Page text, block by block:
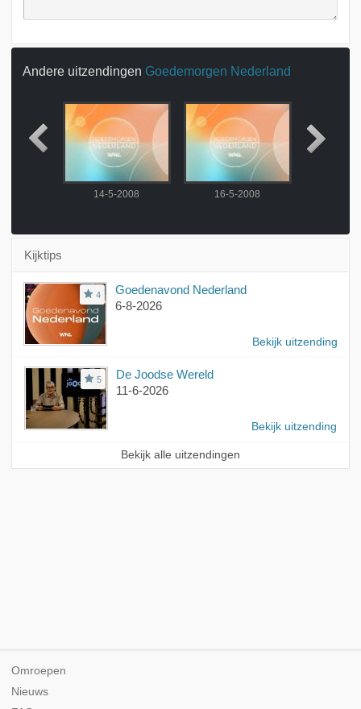
Andere uitzendingen Goedemorgen Nederland
14-5-2008 16-5-2008
Kijktips
4
Goedenavond Nederland
6-8-2026
Bekijk uitzending
5
De Joodse Wereld
11-6-2026
Bekijk uitzending
Bekijk alle uitzendingen
Omroepen
Nieuws